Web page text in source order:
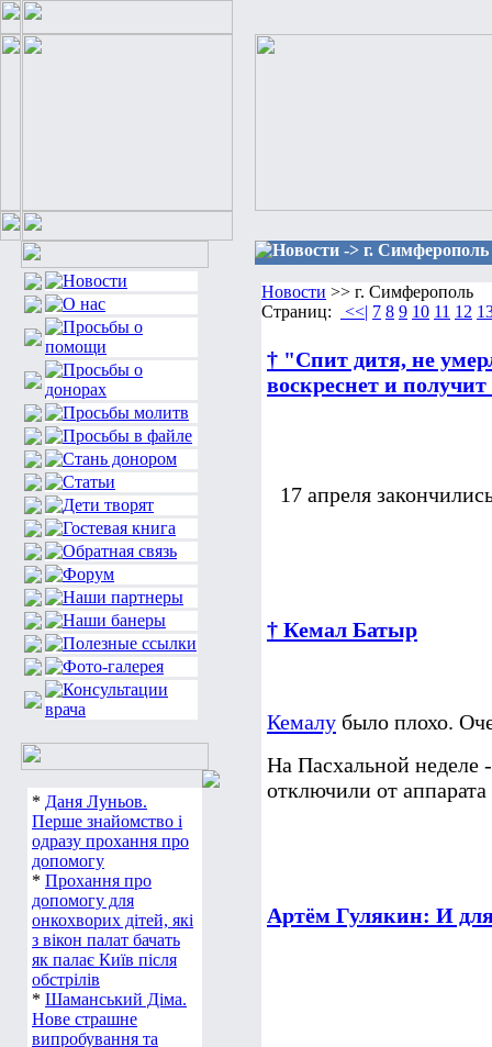
* Даня Луньов.
Перше знайомство і
одразу прохання про
допомогу
* Прохання про
допомогу для
онкохворих дітей, які
з вікон палат бачать
як палає Київ після
обстрілів
* Шаманський Діма.
Нове страшне
випробування та
Новости -> г. Симферополь
Новости >> г. Симферополь
Страниц:
<<| 7 8 9 10 11 12
† "Спит дитя, не
воскреснет и
17 апреля
† Кемал Батыр
Кемалу было плохо.
На Пасхальной неделе
отключили от аппарата
Артём Гулякин: И